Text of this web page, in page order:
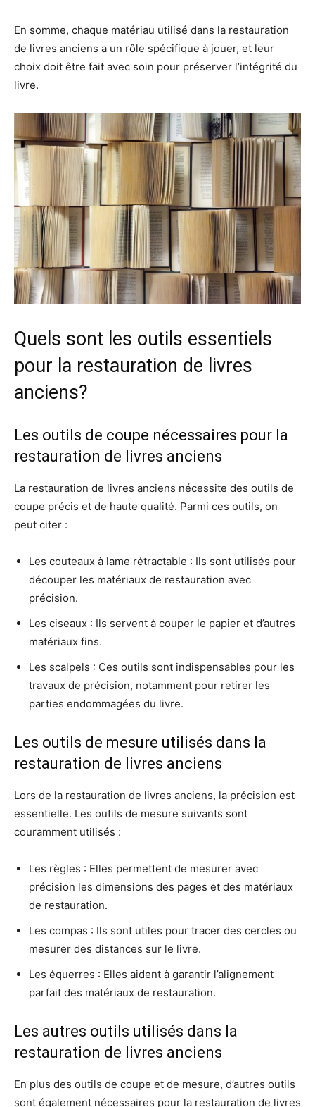
En somme, chaque matériau utilisé dans la restauration
de livres anciens a un rôle spécifique à jouer, et leur
choix doit être fait avec soin pour préserver l’intégrité du
livre.
Quels sont les outils essentiels
pour la restauration de livres
anciens?
Les outils de coupe nécessaires pour la
restauration de livres anciens
La restauration de livres anciens nécessite des outils de
coupe précis et de haute qualité. Parmi ces outils, on
peut citer :
Les couteaux à lame rétractable : Ils sont utilisés pour
découper les matériaux de restauration avec
précision.
Les ciseaux : Ils servent à couper le papier et d’autres
matériaux fins.
Les scalpels : Ces outils sont indispensables pour les
travaux de précision, notamment pour retirer les
parties endommagées du livre.
Les outils de mesure utilisés dans la
restauration de livres anciens
Lors de la restauration de livres anciens, la précision est
essentielle. Les outils de mesure suivants sont
couramment utilisés :
Les règles : Elles permettent de mesurer avec
précision les dimensions des pages et des matériaux
de restauration.
Les compas : Ils sont utiles pour tracer des cercles ou
mesurer des distances sur le livre.
Les équerres : Elles aident à garantir l’alignement
parfait des matériaux de restauration.
Les autres outils utilisés dans la
restauration de livres anciens
En plus des outils de coupe et de mesure, d’autres outils
sont également nécessaires pour la restauration de livres